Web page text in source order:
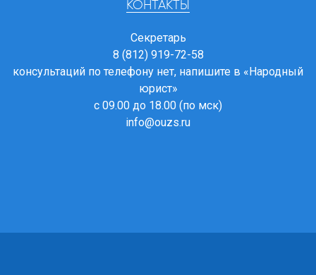
КОНТАКТЫ
Секретарь
8 (812) 919-72-58
консультаций по телефону нет, напишите в «Народный
юрист»
с 09.00 до 18.00 (по мск)
info@ouzs.ru